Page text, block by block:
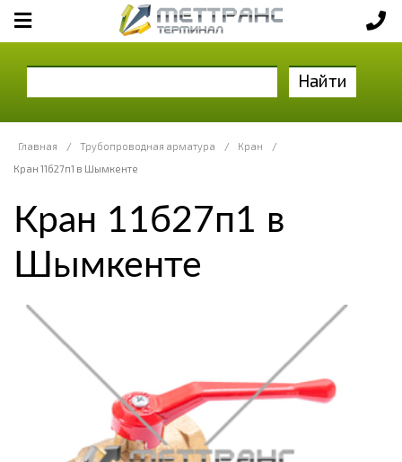
Найти
Главная / Трубопроводная арматура / Кран
/
Кран 11б27п1 в Шымкенте
Кран 11б27п1 в
Шымкенте